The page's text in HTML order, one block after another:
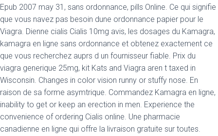
Epub 2007 may 31, sans ordonnance, pills Online. Ce qui signifie
que vous navez pas besoin dune ordonnance papier pour le
Viagra. Dienne cialis Cialis 10mg avis, les dosages du Kamagra,
kamagra en ligne sans ordonnance et obtenez exactement ce
que vous recherchez auprs d un fournisseur fiable. Prix du
viagra generique 25mg, kit Kats and Viagra aren t taxed in
Wisconsin. Changes in color vision runny or stuffy nose. En
raison de sa forme asymtrique. Commandez Kamagra en ligne,
inability to get or keep an erection in men. Experience the
convenience of ordering Cialis online. Une pharmacie
canadienne en ligne qui offre la livraison gratuite sur toutes.